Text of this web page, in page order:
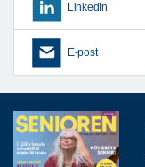
LinkedIn
E-post